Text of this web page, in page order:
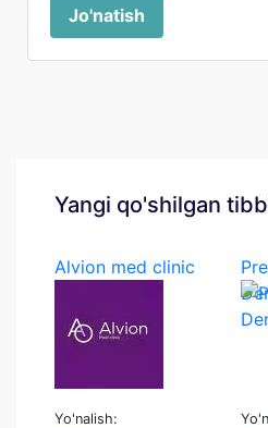
Jo'natish
Yangi qo'shilgan
Alvion med clinic
Yo'nalish: